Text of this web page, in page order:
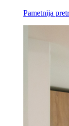
Pametnija